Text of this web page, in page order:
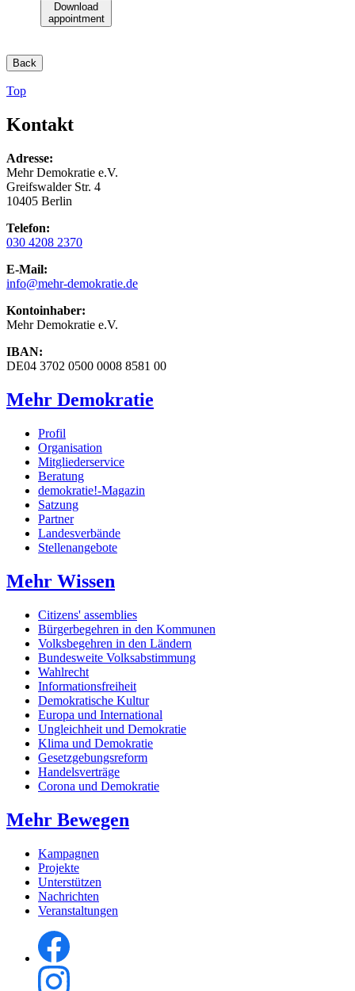
Download
appointment
Back
Top
Kontakt
Adresse:
Mehr Demokratie e.V.
Greifswalder Str. 4
10405 Berlin
Telefon:
030 4208 2370
E-Mail:
info@mehr-demokratie.de
Kontoinhaber:
Mehr Demokratie e.V.
IBAN:
DE04 3702 0500 0008 8581 00
Mehr Demokratie
Profil
Organisation
Mitgliederservice
Beratung
demokratie!-Magazin
Satzung
Partner
Landesverbände
Stellenangebote
Mehr Wissen
Citizens' assemblies
Bürgerbegehren in den Kommunen
Volksbegehren in den Ländern
Bundesweite Volksabstimmung
Wahlrecht
Informationsfreiheit
Demokratische Kultur
Europa und International
Ungleichheit und Demokratie
Klima und Demokratie
Gesetzgebungsreform
Handelsverträge
Corona und Demokratie
Mehr Bewegen
Kampagnen
Projekte
Unterstützen
Nachrichten
Veranstaltungen